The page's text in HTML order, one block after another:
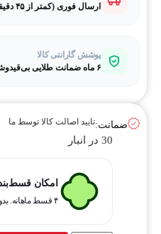
ارسال فوری (کمتر از ۴۵ دقیقه در تهران)
پوشش گارانتی کالا
۶ ماه ضمانت طلایی بی‌قیدوشرط مصباح
ضمانت:تایید اصالت کالا توسط ما
30 در انبار
امکان
۴ قسط ماهانه. بدون سود، چک و ضامن.